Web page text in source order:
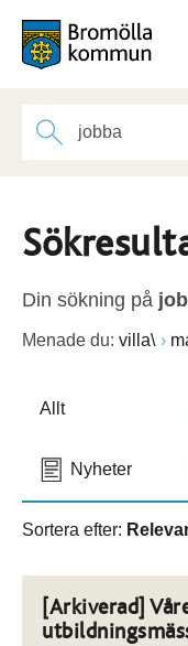
Din sökning på
Menade du: villa\
Allt
Nyheter
Sortera efter:
[Arkiverad]